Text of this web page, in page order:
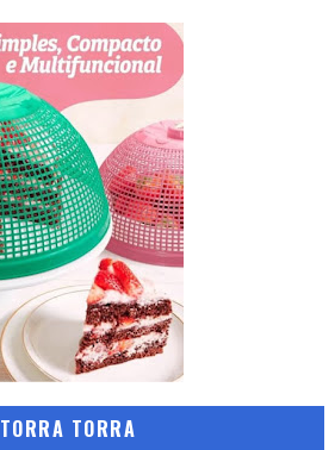
TORRA TORRA